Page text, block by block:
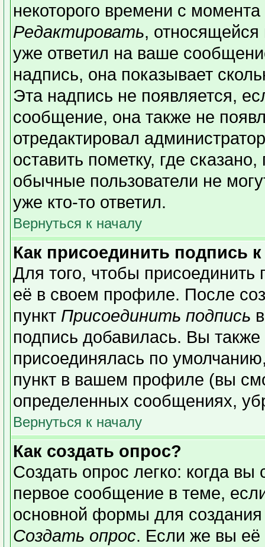
некоторого времени с
Редактировать,
уже ответил на ваше
надпись, она показывает
Эта надпись не появляется,
сообщение, она также не
отредактировал
оставить пометку, где
обычные пользователи не
уже кто-то ответил.
Вернуться к началу
Как присоединить подпись
Для того, чтобы
её в своем профиле. После
пункт Присоединить подпись
подпись добавилась. Вы
присоединялась по
пункт в вашем профиле (вы
определенных сообщениях,
Вернуться к началу
Как создать опрос?
Создать опрос легко: когда вы
первое сообщение в теме,
основной формы для
Создать опрос. Если же вы её